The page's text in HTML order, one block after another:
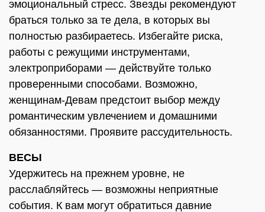
эмоциональный стресс. Звезды рекомендуют
браться только за те дела, в которых вы
полностью разбираетесь. Избегайте риска,
работы с режущими инструментами,
электроприборами — действуйте только
проверенными способами. Возможно,
женщинам-Девам предстоит выбор между
романтическим увлечением и домашними
обязанностями. Проявите рассудительность.
ВЕСЫ
Удержитесь на прежнем уровне, не
расслабляйтесь — возможны неприятные
события. К вам могут обратиться давние